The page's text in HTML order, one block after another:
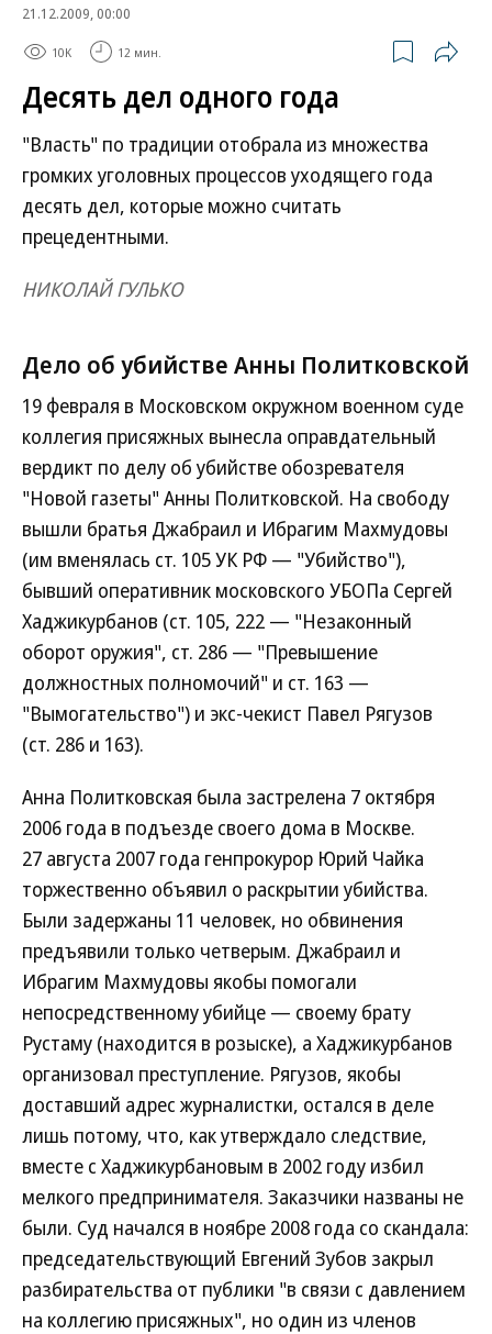
21.12.2009, 00:00
10K 12 мин.
Десять дел одного года
"Власть" по традиции отобрала из множества
громких уголовных процессов уходящего года
десять дел, которые можно считать
прецедентными.
НИКОЛАЙ ГУЛЬКО
Дело об убийстве Анны Политковской
19 февраля в Московском окружном военном суде
коллегия присяжных вынесла оправдательный
вердикт по делу об убийстве обозревателя
"Новой газеты" Анны Политковской. На свободу
вышли братья Джабраил и Ибрагим Махмудовы
(им вменялась ст. 105 УК РФ — "Убийство"),
бывший оперативник московского УБОПа Сергей
Хаджикурбанов (ст. 105, 222 — "Незаконный
оборот оружия", ст. 286 — "Превышение
должностных полномочий" и ст. 163 —
"Вымогательство") и экс-чекист Павел Рягузов
(ст. 286 и 163).
Анна Политковская была застрелена 7 октября
2006 года в подъезде своего дома в Москве.
27 августа 2007 года генпрокурор Юрий Чайка
торжественно объявил о раскрытии убийства.
Были задержаны 11 человек, но обвинения
предъявили только четверым. Джабраил и
Ибрагим Махмудовы якобы помогали
непосредственному убийце — своему брату
Рустаму (находится в розыске), а Хаджикурбанов
организовал преступление. Рягузов, якобы
доставший адрес журналистки, остался в деле
лишь потому, что, как утверждало следствие,
вместе с Хаджикурбановым в 2002 году избил
мелкого предпринимателя. Заказчики названы не
были. Суд начался в ноябре 2008 года со скандала:
председательствующий Евгений Зубов закрыл
разбирательства от публики "в связи с давлением
на коллегию присяжных", но один из членов